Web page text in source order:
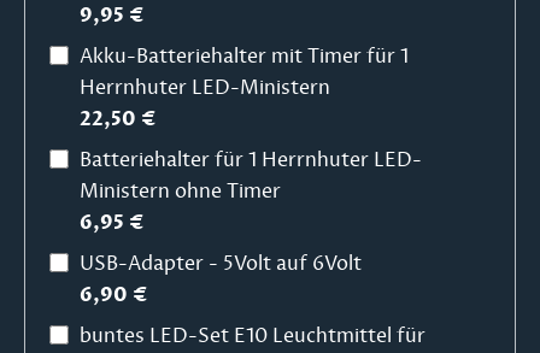
9,95 €
Akku-Batteriehalter mit Timer für 1
Herrnhuter LED-Ministern
22,50 €
Batteriehalter für 1 Herrnhuter LED-
Ministern ohne Timer
6,95 €
USB-Adapter - 5Volt auf 6Volt
6,90 €
buntes LED-Set E10 Leuchtmittel für